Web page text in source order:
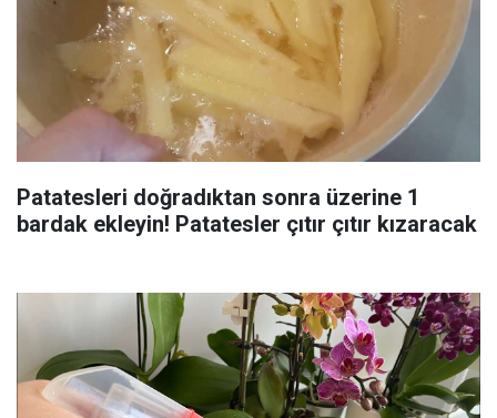
Patatesleri doğradıktan sonra üzerine 1
bardak ekleyin! Patatesler çıtır çıtır kızaracak